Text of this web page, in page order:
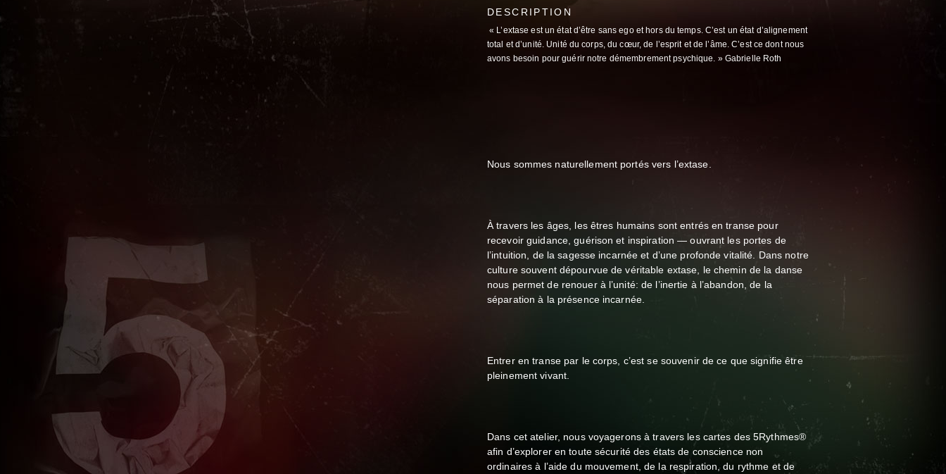
DESCRIPTION
« L’extase est un état d’être sans ego et hors du temps. C’est un état d’alignement
total et d’unité. Unité du corps, du cœur, de l’esprit et de l’âme. C’est ce dont nous
avons besoin pour guérir notre démembrement psychique. » Gabrielle Roth
Nous sommes naturellement portés vers l’extase.
À travers les âges, les êtres humains sont entrés en transe pour
recevoir guidance, guérison et inspiration — ouvrant les portes de
l’intuition, de la sagesse incarnée et d’une profonde vitalité. Dans notre
culture souvent dépourvue de véritable extase, le chemin de la danse
nous permet de renouer à l’unité: de l’inertie à l’abandon, de la
séparation à la présence incarnée.
Entrer en transe par le corps, c’est se souvenir de ce que signifie être
pleinement vivant.
Dans cet atelier, nous voyagerons à travers les cartes des 5Rythmes®
afin d’explorer en toute sécurité des états de conscience non
ordinaires à l’aide du mouvement, de la respiration, du rythme et de